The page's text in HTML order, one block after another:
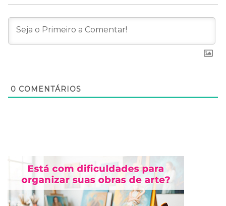
0 COMENTÁRIOS